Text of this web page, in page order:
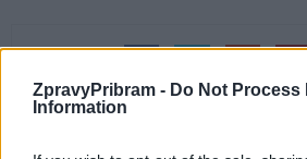
ZpravyPribram - Do Not Process
Information